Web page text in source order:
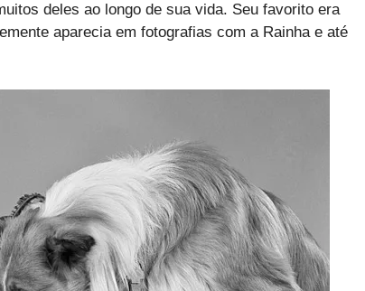
deles ao longo de sua vida. Seu favorito era
aparecia em fotografias com a Rainha e até